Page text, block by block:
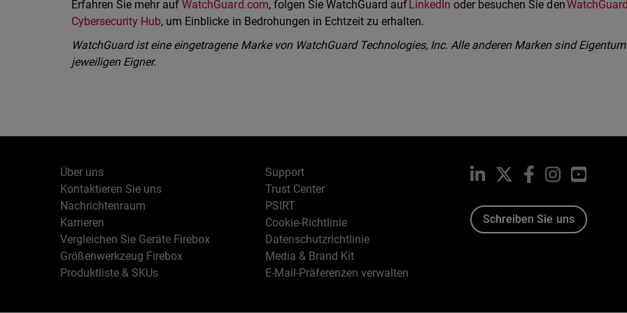
Erfahren Sie mehr aufWatchGuard.com, folgen Sie WatchGuard aufLinkedIn oder besuchen Sie denWatchGuard
Cybersecurity Hub, um Einblicke in Bedrohungen in Echtzeit zu erhalten.
WatchGuard ist eine eingetragene Marke von WatchGuard Technologies, Inc. Alle anderen Marken sind
jeweiligen Eigner.
Über uns
Kontaktieren Sie uns
Nachrichtenraum
Karrieren
Vergleichen Sie Geräte Firebox
Größenwerkzeug Firebox
Produktliste & SKUs
Support
Trust Center
PSIRT
Cookie-Richtlinie
Datenschutzrichtlinie
Media & Brand Kit
E-Mail-Präferenzen verwalten
LinkedIn Facebook
InstagramYouTube
Schreiben Sie uns